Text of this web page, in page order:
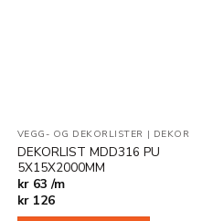
VEGG- OG DEKORLISTER | DEKOR
DEKORLIST MDD316 PU
5X15X2000MM
kr 63 /m
kr126